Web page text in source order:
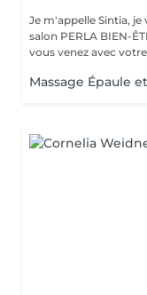
Je m'appelle Sintia,
salon PERLA BIEN-ÊTRE à
vous venez avec
Massage Épaule